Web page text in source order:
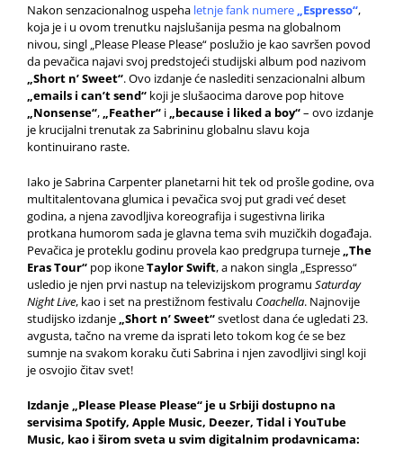
Nakon senzacionalnog uspeha letnje fank numere „Espresso“,
koja je i u ovom trenutku najslušanija pesma na globalnom
nivou, singl „Please Please Please“ poslužio je kao savršen povod
da pevačica najavi svoj predstojeći studijski album pod nazivom
„Short n’ Sweet“. Ovo izdanje će nasleditisenzacionalni album
„emails i can’t send“ koji je slušaocima darove pop hitove
„Nonsense“, „Feather“ i „because i liked a boy“– ovo izdanje
je krucijalni trenutak za Sabrininu globalnu slavu koja
kontinuirano raste.
Iako je Sabrina Carpenter planetarni hit tek od prošle godine, ova
multitalentovana glumica i pevačica svoj put gradi već deset
godina, a njena zavodljiva koreografija i sugestivna lirika
protkana humorom sada je glavna tema svih muzičkih događaja.
Pevačica je proteklu godinu provela kao predgrupa turneje „The
Eras Tour“ pop ikoneTaylor Swift, a nakon singla „Espresso“
usledio je njen prvi nastup na televizijskom programu Saturday
Night Live, kao i set na prestižnom festivalu Coachella. Najnovije
studijsko izdanje „Short n’ Sweet“svetlost dana će ugledati 23.
avgusta, tačno na vreme da isprati leto tokom kog će se bez
sumnje na svakom koraku čuti Sabrina i njen zavodljivi singl koji
je osvojio čitav svet!
Izdanje „Please Please Please“ je u Srbiji dostupno na
servisima Spotify, Apple Music, Deezer, Tidal i YouTube
Music, kao i širom sveta u svim digitalnim prodavnicama: